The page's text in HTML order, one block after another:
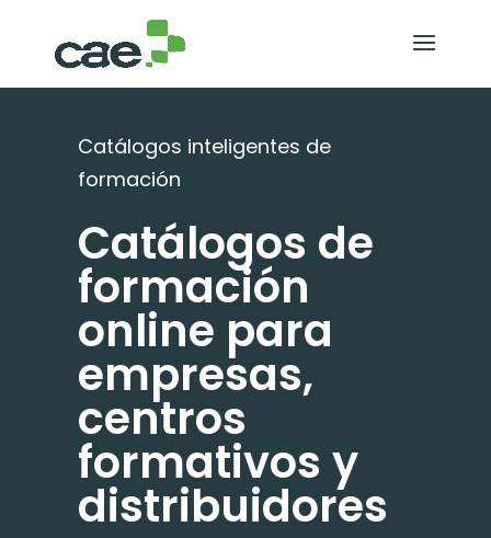
Catálogos inteligentes de
formación
Catálogos de
formación
online para
empresas,
centros
formativos y
distribuidores